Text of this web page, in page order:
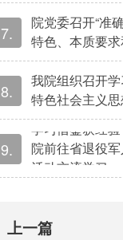
7.
院党委召开“准
特色、本质要求
8.
我院组织召开
特色社会主义
9.
学习借鉴获经
院前往省退役
活动交流学习
上一篇